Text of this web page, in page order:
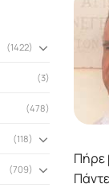
(1422)
(3)
(478)
(118)
(709)
Πήρε